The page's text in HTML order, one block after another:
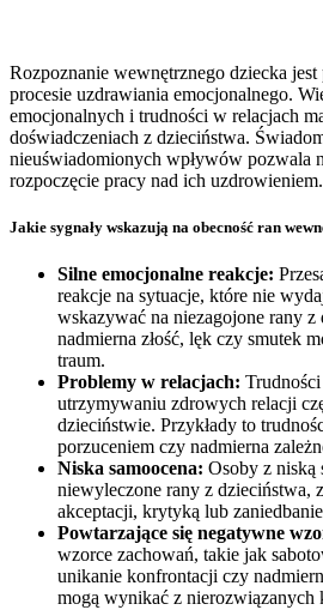
Rozpoznanie wewnętrznego dziecka
procesie uzdrawiania emocjonalnego.
emocjonalnych i trudności w relacjach
doświadczeniach z dzieciństwa.
nieuświadomionych wpływów pozwala
rozpoczęcie pracy nad ich uzdrowieniem.
Jakie sygnały wskazują na obecność ran
Silne emocjonalne reakcje:
reakcje na sytuacje, które nie
wskazywać na niezagojone rany z
nadmierna złość, lęk czy smutek
traum.
Problemy w relacjach:
utrzymywaniu zdrowych relacji
dzieciństwie. Przykłady to
porzuceniem czy nadmierna
Niska samoocena: Osoby z niską
niewyleczone rany z dzieciństwa,
akceptacji, krytyką lub
Powtarzające się negatywne
wzorce zachowań, takie jak
unikanie konfrontacji czy
mogą wynikać z